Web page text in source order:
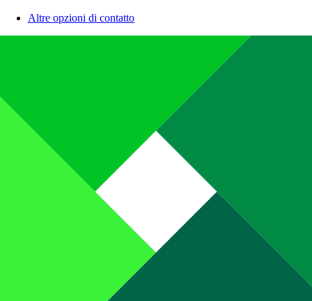
Altre opzioni di contatto